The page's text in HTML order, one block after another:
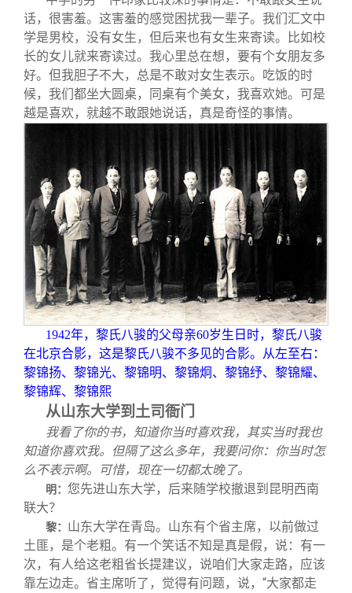
话，很害羞。这害羞的感觉困扰我一辈子。我们汇文中
学是男校，没有女生，但后来也有女生来寄读。比如校
长的女儿就来寄读过。我心里总在想，要有个女朋友多
好。但我胆子不大，总是不敢对女生表示。吃饭的时
候，我们都坐大圆桌，同桌有个美女，我喜欢她。可是
越是喜欢，就越不敢跟她说话，真是奇怪的事情。
1942年，黎氏八骏的父母亲60岁生日时，黎氏八骏
在北京合影，这是黎氏八骏不多见的合影。从左至右：
黎锦扬、黎锦光、黎锦明、黎锦炯、黎锦纾、黎锦耀、
黎锦辉、黎锦熙
从山东大学到土司衙门
我看了你的书，知道你当时喜欢我，其实当时我也
知道你喜欢我。但隔了这么多年，我要问你：你当时怎
么不表示啊。可惜，现在一切都太晚了。
明： 您先进山东大学，后来随学校撤退到昆明西南
联大？
黎： 山东大学在青岛。山东有个省主席，以前做过
土匪，是个老粗。有一个笑话不知是真是假，说：有一
次，有人给这老粗省长提建议，说咱们大家走路，应该
靠左边走。省主席听了，觉得有问题，说，“大家都走